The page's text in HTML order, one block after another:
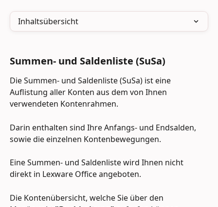
Inhaltsübersicht
Summen- und Saldenliste (SuSa)
Die Summen- und Saldenliste (SuSa) ist eine
Auflistung aller Konten aus dem von Ihnen
verwendeten Kontenrahmen.
Darin enthalten sind Ihre Anfangs- und Endsalden,
sowie die einzelnen Kontenbewegungen.
Eine Summen- und Saldenliste wird Ihnen nicht
direkt in Lexware Office angeboten.
Die Kontenübersicht, welche Sie über den